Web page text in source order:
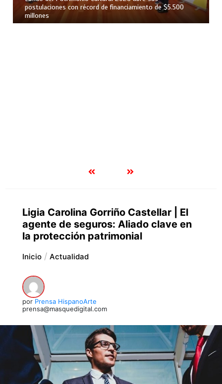
postulaciones con récord de financiamiento de $5.500
millones
Ligia Carolina Gorriño Castellar | El
agente de seguros: Aliado clave en
la protección patrimonial
Inicio Actualidad
por Prensa HispanoArte
prensa@masquedigital.com